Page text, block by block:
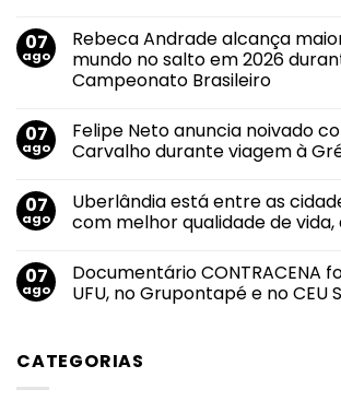
em
Agosto
Lilás
2026:
transformar
em
proteção
07
ago
Rebeca Andrade alcança
mundo no salto em 2026
Campeonato Brasileiro
em
Rebeca
Andrade
nota
do
mundo
em
2026
durante
07
ago
Felipe Neto anuncia noivado
Carvalho durante viagem à
em
Felipe
Neto
com
Juliane
Carvalho
Grécia
07
ago
Uberlândia está entre as
com melhor qualidade de
em
Uberlândia
está
do
Sudeste
07
ago
Documentário CONTRACENA
UFU, no Grupontapé e no CEU
Documentário
CONTRACENA
CATEGORIAS